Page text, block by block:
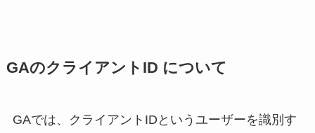
GAのクライアントID について
GAでは、クライアントIDというユーザーを識別す